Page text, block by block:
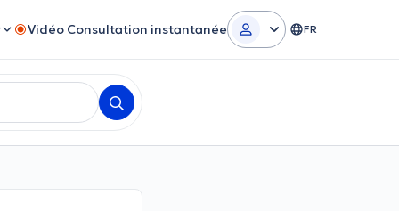
Vidéo Consultation instantanée FR